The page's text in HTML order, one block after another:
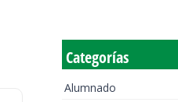
Categorías
Alumnado